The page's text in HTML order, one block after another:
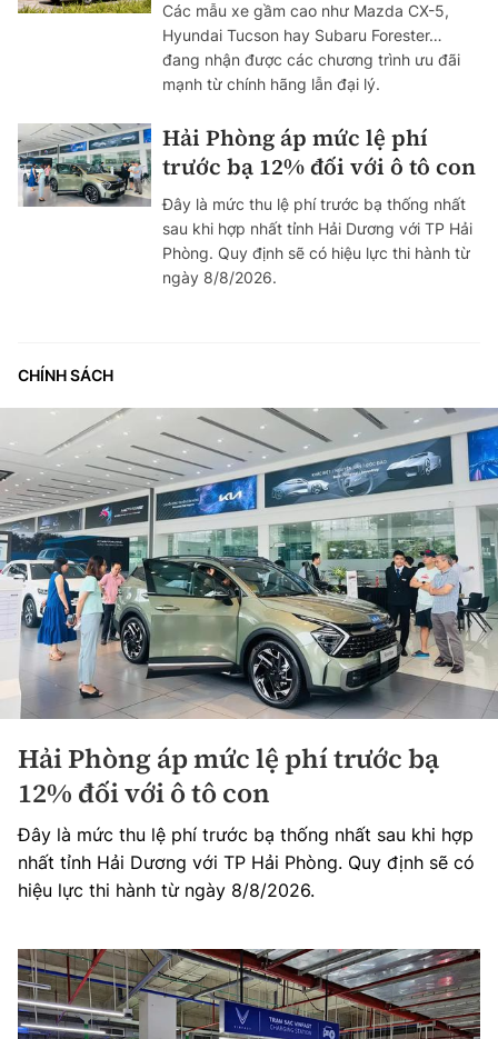
Các mẫu xe gầm cao như Mazda CX-5,
Hyundai Tucson hay Subaru Forester…
đang nhận được các chương trình ưu đãi
mạnh từ chính hãng lẫn đại lý.
Hải Phòng áp mức lệ phí
trước bạ 12% đối với ô tô con
Đây là mức thu lệ phí trước bạ thống nhất
sau khi hợp nhất tỉnh Hải Dương với TP Hải
Phòng. Quy định sẽ có hiệu lực thi hành từ
ngày 8/8/2026.
CHÍNH SÁCH
Hải Phòng áp mức lệ phí trước bạ
12% đối với ô tô con
Đây là mức thu lệ phí trước bạ thống nhất sau khi hợp
nhất tỉnh Hải Dương với TP Hải Phòng. Quy định sẽ có
hiệu lực thi hành từ ngày 8/8/2026.